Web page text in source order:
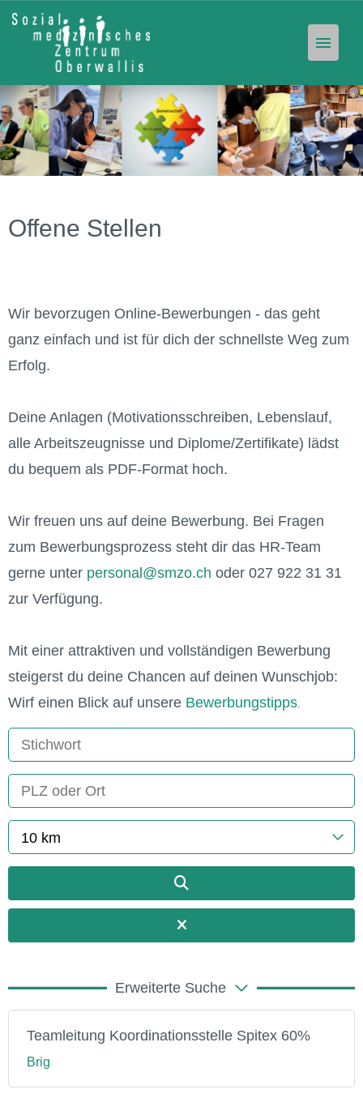
Offene Stellen
Unser Angebot
Offene Stellen
Wir bevorzugen Online-Bewerbungen - das geht
ganz einfach und ist für dich der schnellste Weg zum
Erfolg.
Deine Anlagen (Motivationsschreiben, Lebenslauf,
alle Arbeitszeugnisse und Diplome/Zertifikate) lädst
du bequem als PDF-Format hoch.
Wir freuen uns auf deine Bewerbung. Bei Fragen
zum Bewerbungsprozess steht dir das HR-Team
gerne unter personal@smzo.ch oder 027 922 31 31
zur Verfügung.
Mit einer attraktiven und vollständigen Bewerbung
steigerst du deine Chancen auf deinen Wunschjob:
Wirf einen Blick auf unsere Bewerbungstipps.
10 km
Erweiterte Suche
Teamleitung Koordinationsstelle Spitex 60%
Brig